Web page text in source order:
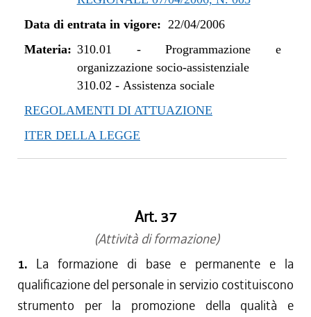
Data di entrata in vigore: 22/04/2006
Materia: 310.01 -Programmazione e
organizzazione socio-assistenziale
310.02 - Assistenza sociale
REGOLAMENTI DI ATTUAZIONE
ITER DELLA LEGGE
Art. 37
(Attività di formazione)
1. La formazione di base e permanente e la
qualificazione del personale in servizio costituiscono
strumento per la promozione della qualità e